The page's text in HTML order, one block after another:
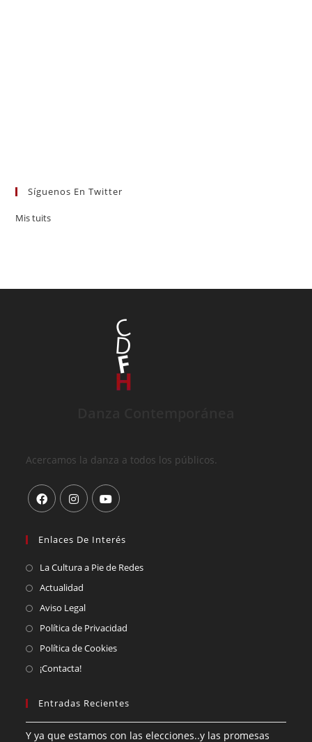
Síguenos En Twitter
Mis tuits
Acercamos la danza a todos los públicos.
Enlaces De Interés
La Cultura a Pie de Redes
Actualidad
Aviso Legal
Política de Privacidad
Política de Cookies
¡Contacta!
Entradas Recientes
Y ya que estamos con las elecciones..y las promesas